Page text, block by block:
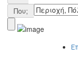
Που;